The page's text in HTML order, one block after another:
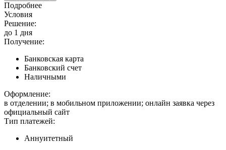
Подробнее
Условия
Решение:
до 1 дня
Получение:
Банковская карта
Банковский счет
Наличными
Оформление:
в отделении; в мобильном приложении; онлайн заявка через
официальный сайт
Тип платежей:
Аннуитетный